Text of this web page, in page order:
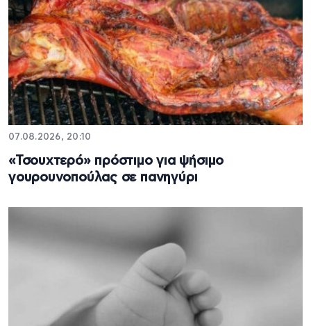
07.08.2026, 20:10
«Τσουχτερό» πρόστιμο για ψήσιμο
γουρουνοπούλας σε πανηγύρι